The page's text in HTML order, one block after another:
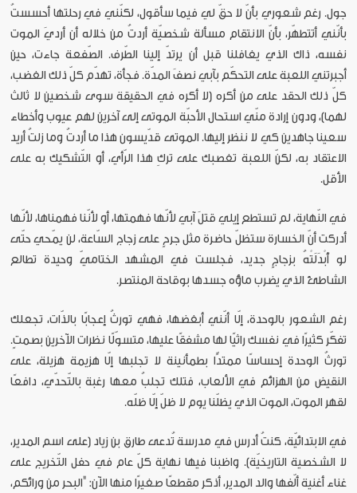
جول. رغم شعوري بأنّ لا حقّ لي فيما سأقول، لكنّني في رحلتها أحسستُ
بأنّني أتتطهّر، بأنّ الانتقام مسألة شخصيّة أردتُ من خلاله أن أرديَ الموت
نفسه، ذاك الذي يغافلنا قبل أن يرتدّ إلينا الطّرف. الصّفعة جاءت، حين
أجبرتني اللعبة على التحكّم بآبي نصفَ المدّة. فجأة، تهدّم كلّ ذلك الغضب،
كلّ ذلك الحقد على من أكره (لا أكره في الحقيقة سوى شخصين لا ثالث
لهما)، ودون إرادة منّي استحال الأحبّة الموتى إلى آخرين لهم عيوب وأخطاء
سعينا جاهدين كي لا ننظر إليها. الموتى قدّيسون هذا ما أردتُ وما زلتُ أريد
الاعتقاد به، لكنّ اللعبة تغصبك على تركِ هذا الرّأي، أو التّشكيك به على
الأقل.
في النّهاية، لم تستطع إيلي قتلَ آبي لأنّها فهمتها، أو لأنّنا فهمناها، لأنّها
أدركت أنّ الخسارة ستظلّ حاضرة مثل جرحٍ على زجاج السّاعة، لن يمّحي حتّى
لو أَبْدَلَتْهُ بزجاجٍ جديد، فجلست في المشهد الختاميّ وحيدة تطالع
الشاطئ الذي يضرب ماؤه جسدها بوقاحة المنتصر.
رغم الشعور بالوحدة، إلّا أنّني أبغضها، فهي تورثُ إعجابًا بالذّات، تجعلك
تفكّر كثيرًا في نفسك راثيًا لها مشفقًا عليها، متسوّلًا نظرات الآخرين بصمتٍ.
تورثُ الوحدة إحساسًا ممتدًّا بطمأنينة لا تجلبها إلّا هزيمة هزيلة، على
النقيض من الهزائم في الألعاب، فتلك تجلبُ معها رغبة بالتّحدّي، دافعًا
لقهر الموت، الموت الذي يظلّنا يوم لا ظلّ إلّا ظلّه.
في الابتدائيّة، كنتُ أدرس في مدرسة تُدعى طارق بن زياد (على اسم المدير،
لا الشخصية التاريخيّة). واظبنا فيها نهاية كلّ عام في حفل التّخريج على
غناء أغنية ألّفها والد المدير، أذكر مقطعًا صغيرًا منها الآن: "البحر من ورائكم،